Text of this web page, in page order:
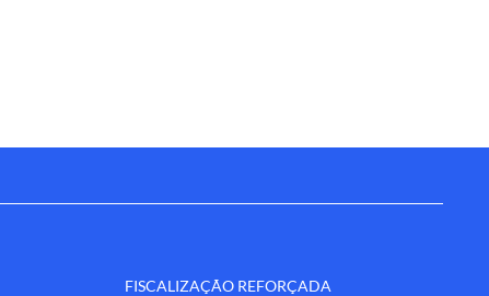
FISCALIZAÇÃO REFORÇADA